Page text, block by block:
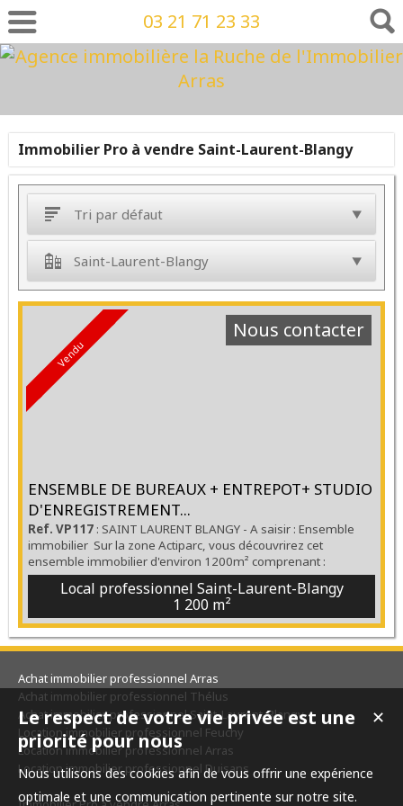
03 21 71 23 33
Immobilier Pro à vendre Saint-Laurent-Blangy
Tri par défaut
Saint-Laurent-Blangy
Vendu
ENSEMBLE DE BUREAUX + ENTREPOT+ STUDIO
D'ENREGISTREMENT...
Ref. VP117 : SAINT LAURENT BLANGY - A saisir : Ensemble
immobilier Sur la zone Actiparc, vous découvrirez cet
ensemble immobilier d'environ 1200m² comprenant :
Bureaux en très bon état sur une surface de 230 m², 5/6
bureaux, salle de réunion, réfectoire avec cuisine équipée,
salle informatique et sanitaires.... Sur une surface de 120 m²:
Salle de réunion, accueil, cuisine/repas, 3 bureaux, hall...
Local professionnel Saint-Laurent-Blangy
1 200 m²
Nous contacter
Achat immobilier professionnel Arras
Achat immobilier professionnel Thélus
Achat immobilier professionnel Saint-Laurent-Blangy
Location immobilier professionnel Feuchy
Location immobilier professionnel Arras
Location immobilier professionnel Duisans
✕
Le respect de votre vie privée est une
priorité pour nous
Nous utilisons des cookies afin de vous offrir une expérience
optimale et une communication pertinente sur notre site.